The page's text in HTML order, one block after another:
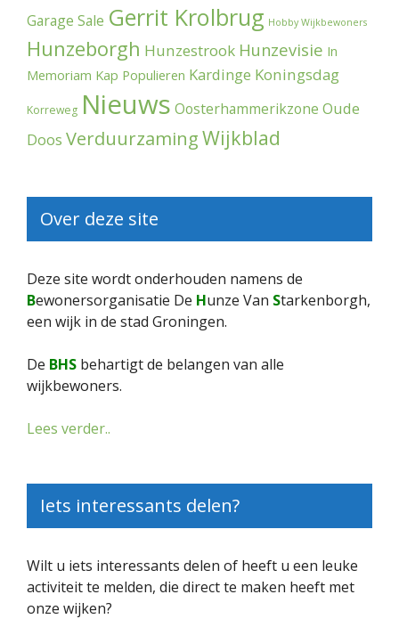
Garage Sale Gerrit Krolbrug Hobby Wijkbewoners
Hunzeborgh Hunzestrook Hunzevisie In
Memoriam Kap Populieren Kardinge Koningsdag
Korreweg Nieuws Oosterhammerikzone Oude
Doos VerduurzamingWijkblad
Over deze site
Deze site wordt onderhouden namens de
Bewonersorganisatie De Hunze Van Starkenborgh,
een wijk in de stad Groningen.
De BHS behartigt de belangen van alle
wijkbewoners.
Lees verder..
Iets interessants delen?
Wilt u iets interessants delen of heeft u een leuke
activiteit te melden, die direct te maken heeft met
onze wijken?